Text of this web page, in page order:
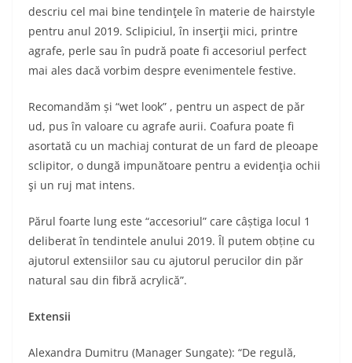
descriu cel mai bine tendinţele în materie de hairstyle
pentru anul 2019. Sclipiciul, în inserţii mici, printre
agrafe, perle sau în pudră poate fi accesoriul perfect
mai ales dacă vorbim despre evenimentele festive.
Recomandăm și “wet look” , pentru un aspect de păr
ud, pus în valoare cu agrafe aurii. Coafura poate fi
asortată cu un machiaj conturat de un fard de pleoape
sclipitor, o dungă impunătoare pentru a evidenţia ochii
şi un ruj mat intens.
Părul foarte lung este “accesoriul” care câștiga locul 1
deliberat în tendintele anului 2019. Îl putem obține cu
ajutorul extensiilor sau cu ajutorul perucilor din păr
natural sau din fibră acrylică”.
Extensii
Alexandra Dumitru (Manager Sungate): “De regulă,